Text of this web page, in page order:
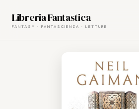
content
Libreria Fantastica